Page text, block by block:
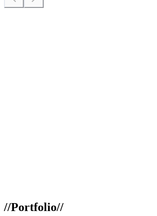
//Portfolio//